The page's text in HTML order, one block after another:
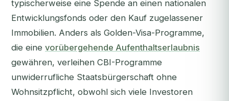
typischerweise eine Spende an einen nationalen
Entwicklungsfonds oder den Kauf zugelassener
Immobilien. Anders als Golden-Visa-Programme,
die eine vorübergehende Aufenthaltserlaubnis
gewähren, verleihen CBI-Programme
unwiderrufliche Staatsbürgerschaft ohne
Wohnsitzpflicht, obwohl sich viele Investoren